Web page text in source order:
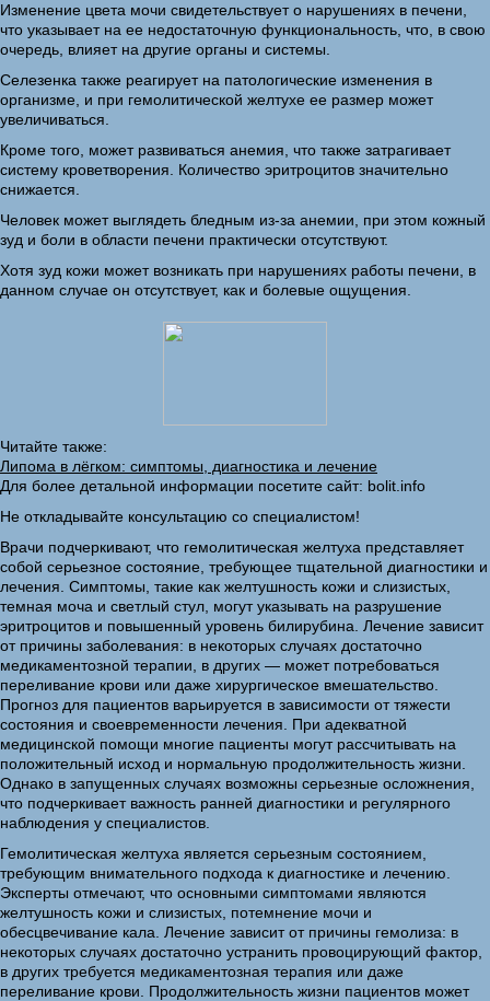
Изменение цвета мочи свидетельствует о нарушениях в печени,
что указывает на ее недостаточную функциональность, что, в свою
очередь, влияет на другие органы и системы.
Селезенка также реагирует на патологические изменения в
организме, и при гемолитической желтухе ее размер может
увеличиваться.
Кроме того, может развиваться анемия, что также затрагивает
систему кроветворения. Количество эритроцитов значительно
снижается.
Человек может выглядеть бледным из-за анемии, при этом кожный
зуд и боли в области печени практически отсутствуют.
Хотя зуд кожи может возникать при нарушениях работы печени, в
данном случае он отсутствует, как и болевые ощущения.
Читайте также:
Липома в лёгком: симптомы, диагностика и лечение
Для более детальной информации посетите сайт: bolit.info
Не откладывайте консультацию со специалистом!
Врачи подчеркивают, что гемолитическая желтуха представляет
собой серьезное состояние, требующее тщательной диагностики и
лечения. Симптомы, такие как желтушность кожи и слизистых,
темная моча и светлый стул, могут указывать на разрушение
эритроцитов и повышенный уровень билирубина. Лечение зависит
от причины заболевания: в некоторых случаях достаточно
медикаментозной терапии, в других — может потребоваться
переливание крови или даже хирургическое вмешательство.
Прогноз для пациентов варьируется в зависимости от тяжести
состояния и своевременности лечения. При адекватной
медицинской помощи многие пациенты могут рассчитывать на
положительный исход и нормальную продолжительность жизни.
Однако в запущенных случаях возможны серьезные осложнения,
что подчеркивает важность ранней диагностики и регулярного
наблюдения у специалистов.
Гемолитическая желтуха является серьезным состоянием,
требующим внимательного подхода к диагностике и лечению.
Эксперты отмечают, что основными симптомами являются
желтушность кожи и слизистых, потемнение мочи и
обесцвечивание кала. Лечение зависит от причины гемолиза: в
некоторых случаях достаточно устранить провоцирующий фактор,
в других требуется медикаментозная терапия или даже
переливание крови. Продолжительность жизни пациентов может